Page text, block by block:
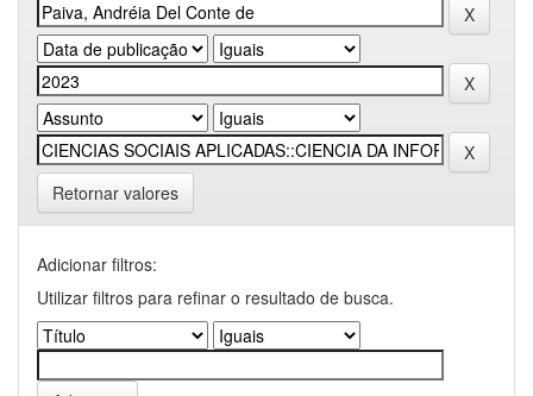
Retornar valores
Adicionar filtros:
Utilizar filtros para refinar o resultado de busca.